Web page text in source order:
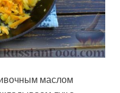
маслом